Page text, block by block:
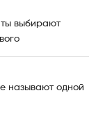
выбирают
называют одной